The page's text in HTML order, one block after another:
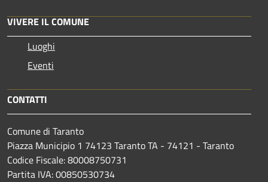
VIVERE IL COMUNE
Luoghi
Eventi
CONTATTI
Comune di Taranto
Piazza Municipio 1 74123 Taranto TA - 74121 - Taranto
Codice Fiscale: 80008750731
Partita IVA: 00850530734